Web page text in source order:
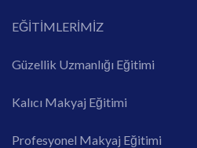
EĞİTİMLERİMİZ
Güzellik Uzmanlığı Eğitimi
Kalıcı Makyaj Eğitimi
Profesyonel Makyaj Eğitimi